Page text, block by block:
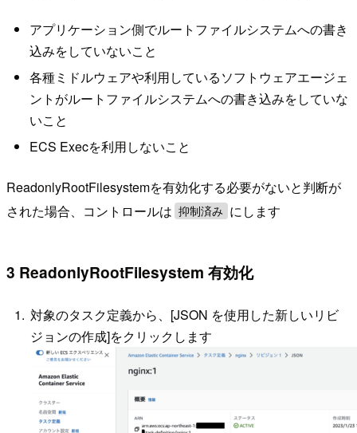
アプリケーション側でルートファイルシステムへの書き
込みをしていないこと
各種ミドルウェアや利用しているソフトウェアエージェ
ントがルートファイルシステムへの書き込みをしていな
いこと
ECS Execを利用しないこと
ReadonlyRootFilesystemを有効化する必要がないと判断が
された場合、コントロールは 抑制済み にします
3 ReadonlyRootFilesystem 有効化
対象のタスク定義から、[JSON を使用した新しいリビ
ジョンの作成]をクリックします